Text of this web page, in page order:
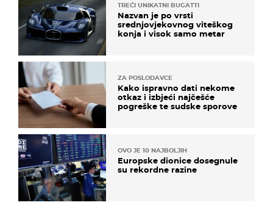
TREĆI UNIKATNI BUGATTI
Nazvan je po vrsti
srednjovjekovnog viteškog
konja i visok samo metar
ZA POSLODAVCE
Kako ispravno dati nekome
otkaz i izbjeći najčešće
pogreške te sudske sporove
OVO JE 10 NAJBOLJIH
Europske dionice dosegnule
su rekordne razine